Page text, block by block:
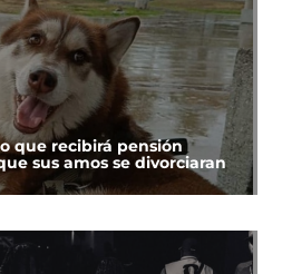
que recibirá pensión
sus amos se divorciaran